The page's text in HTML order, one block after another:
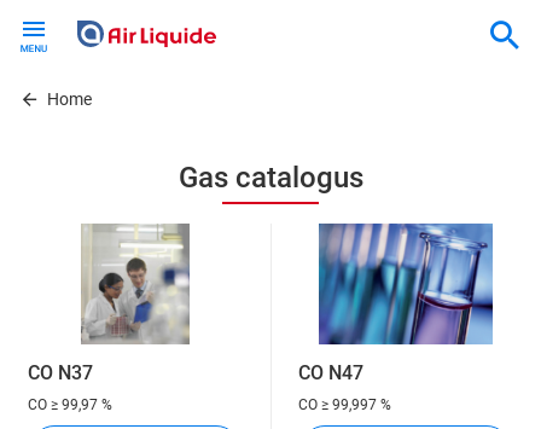
contentHome
Gas catalogus
CO N37
CO ≥ 99,97 %
CO N47
CO ≥ 99,997 %